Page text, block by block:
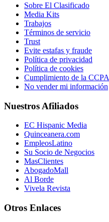
Sobre El Clasificado
Media Kits
Trabajos
Términos de servicio
Trust
Evite estafas y fraude
Política de privacidad
Política de cookies
Cumplimiento de la CCPA
No vender mi información
Nuestros Afiliados
EC Hispanic Media
Quinceanera.com
EmpleosLatino
Su Socio de Negocios
MasClientes
AbogadoMall
Al Borde
Vivela Revista
Otros Enlaces